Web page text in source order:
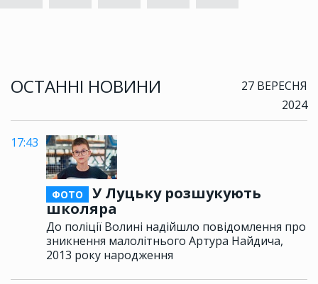
ОСТАННІ НОВИНИ
27 ВЕРЕСНЯ
2024
17:43
ФОТО
У Луцьку розшукують
школяра
До поліції Волині надійшло повідомлення про
зникнення малолітнього Артура Найдича,
2013 року народження